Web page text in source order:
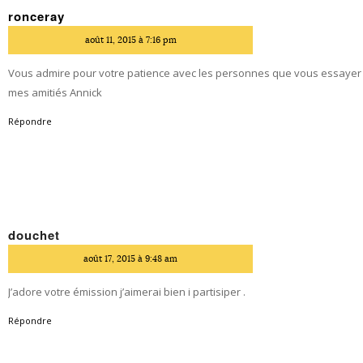
ronceray
août 11, 2015 à 7:16 pm
Vous admire pour votre patience avec les personnes que vous essayer
mes amitiés Annick
Répondre
douchet
août 17, 2015 à 9:48 am
J’adore votre émission j’aimerai bien i partisiper .
Répondre